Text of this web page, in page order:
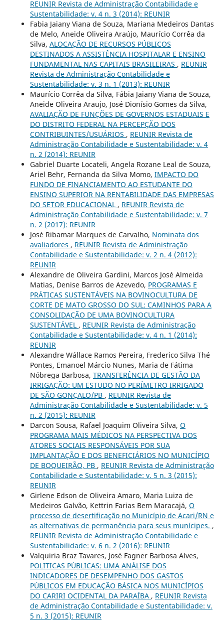
REUNIR Revista de Administração Contabilidade e
Sustentabilidade: v. 4 n. 3 (2014): REUNIR
Fabia Jaiany Viana de Souza, Mariana Medeiros Dantas
de Melo, Aneide Oliveira Araújo, Maurício Corrêa da
Silva, ALOCAÇÃO DE RECURSOS PÚBLICOS
DESTINADOS A ASSISTÊNCIA HOSPITALAR E ENSINO
FUNDAMENTAL NAS CAPITAIS BRASILEIRAS , REUNIR
Revista de Administração Contabilidade e
Sustentabilidade: v. 3 n. 1 (2013): REUNIR
Maurício Corrêa da Silva, Fábia Jaiany Viana de Souza,
Aneide Oliveira Araujo, José Dionísio Gomes da Silva,
AVALIAÇÃO DE FUNÇÕES DE GOVERNOS ESTADUAIS E
DO DISTRITO FEDERAL NA PERCEPÇÃO DOS
CONTRIBUINTES/USUÁRIOS , REUNIR Revista de
Administração Contabilidade e Sustentabilidade: v. 4
n. 2 (2014): REUNIR
Gabriel Duarte Locateli, Angela Rozane Leal de Souza,
Ariel Behr, Fernanda da Silva Momo, IMPACTO DO
FUNDO DE FINANCIAMENTO AO ESTUDANTE DO
ENSINO SUPERIOR NA RENTABILIDADE DAS EMPRESAS
DO SETOR EDUCACIONAL , REUNIR Revista de
Administração Contabilidade e Sustentabilidade: v. 7
n. 2 (2017): REUNIR
José Ribamar Marques de Carvalho, Nominata dos
avaliadores , REUNIR Revista de Administração
Contabilidade e Sustentabilidade: v. 2 n. 4 (2012):
REUNIR
Alexandre de Oliveira Gardini, Marcos José Almeida
Matias, Denise Barros de Azevedo, PROGRAMAS E
PRÁTICAS SUSTENTÁVEIS NA BOVINOCULTURA DE
CORTE DE MATO GROSSO DO SUL: CAMINHOS PARA A
CONSOLIDAÇÃO DE UMA BOVINOCULTURA
SUSTENTÁVEL , REUNIR Revista de Administração
Contabilidade e Sustentabilidade: v. 4 n. 1 (2014):
REUNIR
Alexandre Wállace Ramos Pereira, Frederico Silva Thé
Pontes, Emanoel Márcio Nunes, Maria de Fátima
Nóbrega Barbosa, TRANSFERÊNCIA DE GESTÃO DA
IRRIGAÇÃO: UM ESTUDO NO PERÍMETRO IRRIGADO
DE SÃO GONÇALO/PB , REUNIR Revista de
Administração Contabilidade e Sustentabilidade: v. 5
n. 2 (2015): REUNIR
Darcon Sousa, Rafael Joaquim Oliveira Silva, O
PROGRAMA MAIS MÉDICOS NA PERSPECTIVA DOS
ATORES SOCIAIS RESPONSÁVEIS POR SUA
IMPLANTAÇÃO E DOS BENEFICIÁRIOS NO MUNICÍPIO
DE BOQUEIRÃO, PB , REUNIR Revista de Administração
Contabilidade e Sustentabilidade: v. 5 n. 3 (2015):
REUNIR
Girlene Edson de Oliveira Amaro, Maria Luiza de
Medeiros Galvão, Kettrin Farias Bem Maracajá, O
processo de desertificação no Município de Acari/RN e
as alternativas de permanência para seus munícipes. ,
REUNIR Revista de Administração Contabilidade e
Sustentabilidade: v. 6 n. 2 (2016): REUNIR
Valquiria Braz Tavares, José Fagner Barbosa Alves,
POLITICAS PÚBLICAS: UMA ANÁLISE DOS
INDICADORES DE DESEMPENHO DOS GASTOS
PÚBLICOS EM EDUCAÇÃO BÁSICA NOS MUNICÍPIOS
DO CARIRI OCIDENTAL DA PARAÍBA , REUNIR Revista
de Administração Contabilidade e Sustentabilidade: v.
5 n. 3 (2015): REUNIR